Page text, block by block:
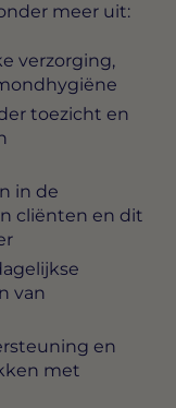
meer uit:
verzorging,
toezicht en
in de
cliënten en dit
van
en
met